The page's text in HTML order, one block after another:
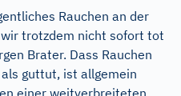
Rauchen an der
trotzdem nicht sofort tot
Brater. Dass Rauchen
guttut, ist allgemein
einer weitverbreiteten